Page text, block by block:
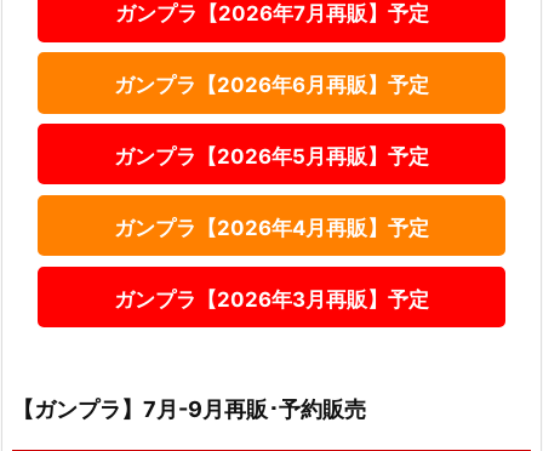
ガンプラ【2026年7月再販】予定
ガンプラ【2026年6月再販】予定
ガンプラ【2026年5月再販】予定
ガンプラ【2026年4月再販】予定
ガンプラ【2026年3月再販】予定
【ガンプラ】7月-9月再販･予約販売